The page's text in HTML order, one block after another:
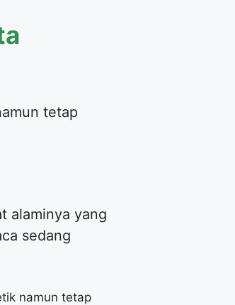
tetap
alaminya yang
sedang
namun tetap